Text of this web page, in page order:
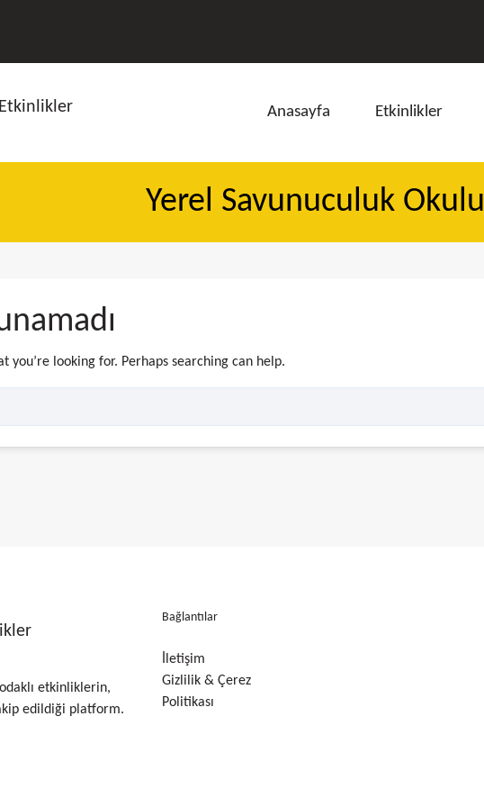
Anasayfa Etkinlikler
Yerel Savunuculuk Okulu
you’re looking for. Perhaps searching can help.
etkinliklerin,
edildiği platform.
Bağlantılar
İletişim
Gizlilik & Çerez
Politikası